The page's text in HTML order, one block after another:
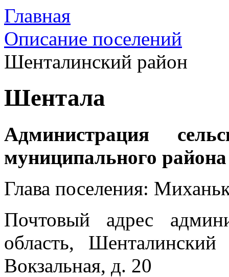
Главная
Описание поселений
Шенталинский район
Шентала
Администрация
муниципального
Глава поселения:
Почтовый адрес
область,
Вокзальная, д. 20